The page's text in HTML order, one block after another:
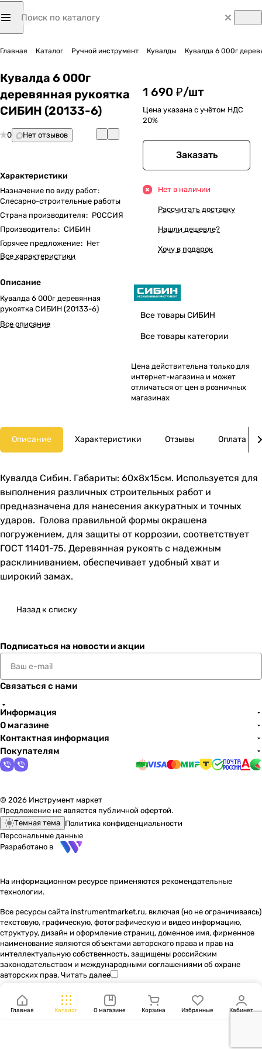
Главная Каталог Ручной инструмент Кувалды Кувалда 6 000г
Кувалда 6 000г
деревянная рукоятка
СИБИН (20133-6)
0 Нет отзывов
Характеристики
Назначение по виду работ:
Слесарно-строительные работы
Страна производителя: РОССИЯ
Производитель: СИБИН
Горячее предложение: Нет
Все характеристики
Описание
Кувалда 6 000г деревянная
рукоятка СИБИН (20133-6)
Все описание
1 690 ₽/шт
Цена указана с учётом НДС
20%
Заказать
Нет в наличии
Рассчитать доставку
Нашли дешевле?
Хочу в подарок
Все товары СИБИН
Все товары категории
Цена действительна только для
интернет-магазина и может
отличаться от цен в розничных
магазинах
Описание Характеристики Отзывы Оплата
Кувалда Сибин. Габариты: 60х8х15см. Используется для
выполнения различных строительных работ и
предназначена для нанесения аккуратных и точных
ударов. Голова правильной формы окрашена
погружением, для защиты от коррозии, соответствует
ГОСТ 11401-75. Деревянная рукоять с надежным
расклиниванием, обеспечивает удобный хват и
широкий замах.
Назад к списку
Подписаться на новости и акции
Связаться с нами
Информация
О магазине
Контактная информация
Покупателям
© 2026 Инструмент маркет
Предложение не является публичной офертой.
Темная тема Политика конфиденциальности
Персональные данные
Разработано в
На информационном ресурсе применяются рекомендательные
технологии.
Все ресурсы сайта instrumentmarket.ru, включая (но не ограничиваясь)
текстовую, графическую, фотографическую и видео информацию,
структуру, дизайн и оформление страниц, доменное имя, фирменное
наименование являются объектами авторского права и прав на
интеллектуальную собственность, защищены российским
законодательством и международными соглашениями об охране
авторских прав. Читать далее
Главная Каталог О магазине Корзина Избранные Кабинет